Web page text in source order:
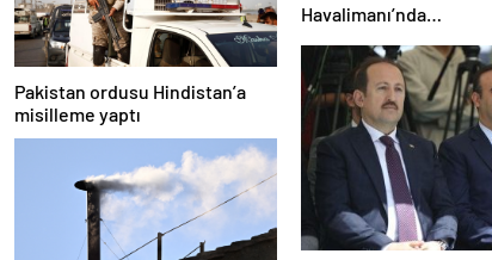
Pakistan ordusu Hindistan’a
misilleme yaptı
Havalimanı’nda
dönüyor: Gidiş
dönüş uçak
seferleri Cuma
günü başlıyor